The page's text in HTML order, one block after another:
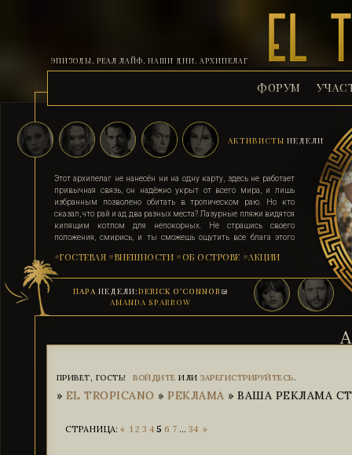
ЭПИЗОДЫ, РЕАЛ ЛАЙФ, НАШИ ДНИ, АРХИПЕЛАГ
ПАРА НЕДЕЛИ:DERICK O’CONNOR&
AMANDA SPARROW
#ГОСТЕВАЯ #ВНЕШНОСТИ #ОБ ОСТРОВЕ #АКЦИИ
Этот архипелаг не нанесён ни на одну карту, здесь не работает
привычная связь, он надёжно укрыт от всего мира, и лишь
избранным позволено обитать в тропическом раю. Но кто
сказал, что рай и ад два разных места? Лазурные пляжи видятся
кипящим котлом для непокорных. Не страшись своего
положения, смирись, и ты сможешь ощутить все блага этого
адептом. Выбери для себя стезю, ступай по ней, гордо неся статус
рабыни, иначе тебя силой поставят на колени. Помни, ад на
АКТИВИСТЫ НЕДЕЛИ
ФОРУМ
ПРИВЕТ, ГОСТЬ! ВОЙДИТЕ ИЛИЗАРЕГИСТРИРУЙТЕСЬ.
» EL TROPICANO »РЕКЛАМА »ВАША РЕКЛАМА
СТРАНИЦА: « 1 2 3 4 5 6 7 … 34 »